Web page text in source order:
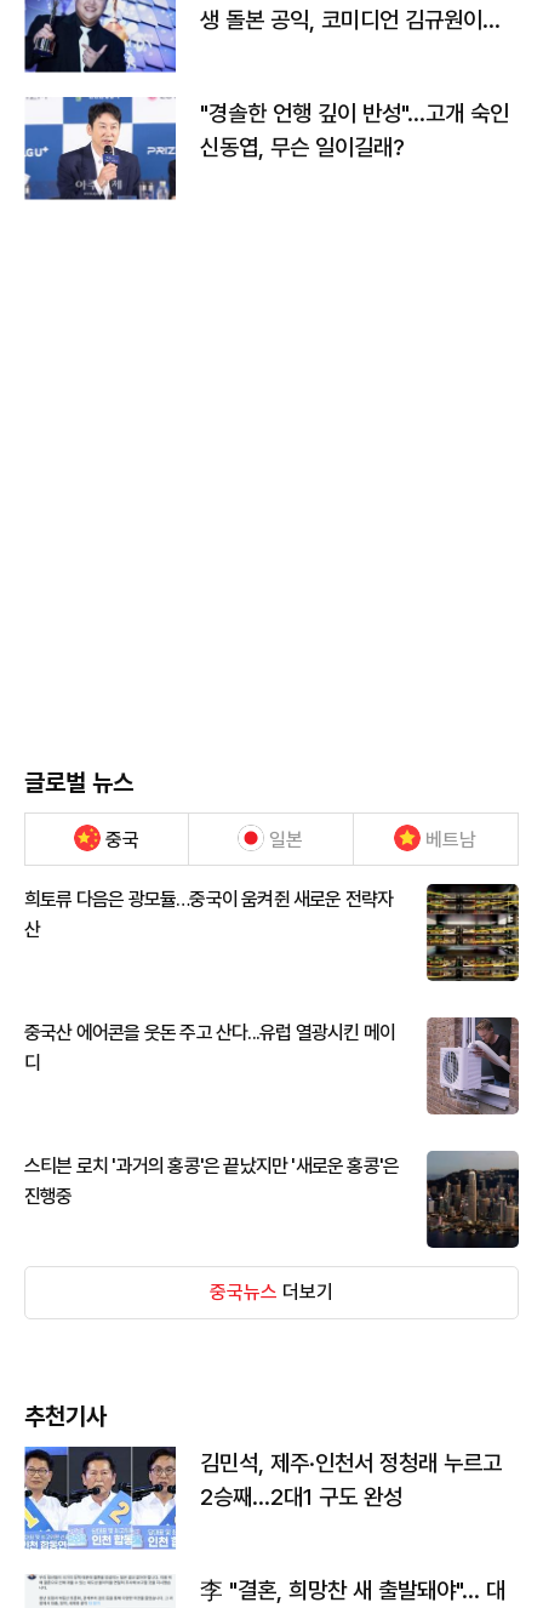
생 돌본 공익, 코미디언 김규원이었
"경솔한 언행 깊이 반성"…고개 숙인
신동엽, 무슨 일이길래?
글로벌 뉴스
중국 일본 베트남
희토류 다음은 광모듈…중국이 움켜쥔 새로운 전략자
산
중국산 에어콘을 웃돈 주고 산다...유럽 열광시킨 메이
디
스티븐 로치 '과거의 홍콩'은 끝났지만 '새로운 홍콩'은
진행중
중국뉴스 더보기
추천기사
김민석, 제주·인천서 정청래 누르고
2승째…2대1 구도 완성
李 "결혼, 희망찬 새 출발돼야"… 대